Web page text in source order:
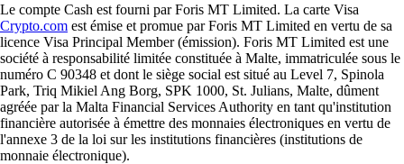
Le compte Cash est fourni par Foris MT Limited. La carte Visa
Crypto.com est émise et promue par Foris MT Limited en vertu de sa
licence Visa Principal Member (émission). Foris MT Limited est une
société à responsabilité limitée constituée à Malte, immatriculée sous le
numéro C 90348 et dont le siège social est situé au Level 7, Spinola
Park, Triq Mikiel Ang Borg, SPK 1000, St. Julians, Malte, dûment
agréée par la Malta Financial Services Authority en tant qu'institution
financière autorisée à émettre des monnaies électroniques en vertu de
l'annexe 3 de la loi sur les institutions financières (institutions de
monnaie électronique).